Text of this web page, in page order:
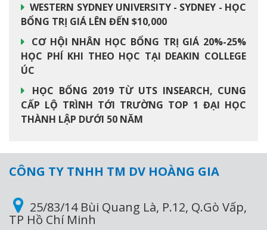
WESTERN SYDNEY UNIVERSITY - SYDNEY - HỌC
BỔNG TRỊ GIÁ LÊN ĐẾN $10,000
CƠ HỘI NHÂN HỌC BỔNG TRỊ GIÁ 20%-25%
HỌC PHÍ KHI THEO HỌC TẠI DEAKIN COLLEGE
ÚC
HỌC BỔNG 2019 TỪ UTS INSEARCH, CUNG
CẤP LỘ TRÌNH TỚI TRƯỜNG TOP 1 ĐẠI HỌC
THÀNH LẬP DƯỚI 50 NĂM
CÔNG TY TNHH TM DV HOÀNG GIA
25/83/14 Bùi Quang Là, P.12, Q.Gò Vấp,
TP Hồ Chí Minh